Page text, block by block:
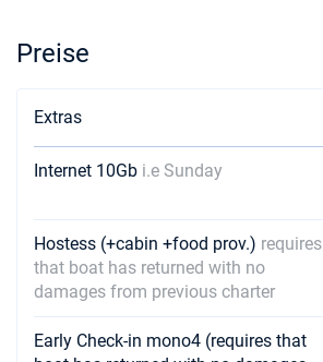
Preise
Extras
Internet 10Gb i.e Sunday
Hostess (+cabin +food prov.) requires
that boat has returned with no
damages from previous charter
Early Check-in mono4 (requires that